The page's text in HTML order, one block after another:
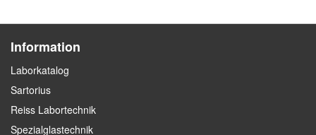
Information
Laborkatalog
Sartorius
Reiss Labortechnik
Spezialglastechnik